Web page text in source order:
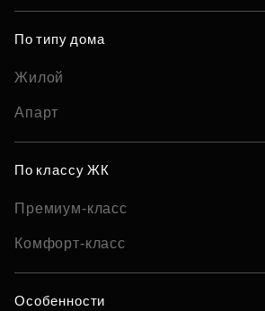
По типу дома
Жилой
Апарт
По классу ЖК
Премиум-класс
Комфорт-класс
Особенности